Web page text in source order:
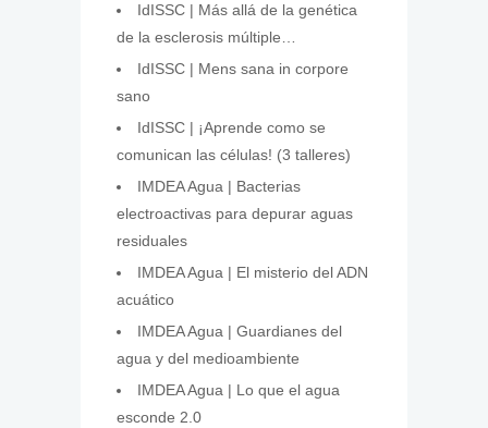
IdISSC | Más allá de la genética
de la esclerosis múltiple…
IdISSC | Mens sana in corpore
sano
IdISSC | ¡Aprende como se
comunican las células! (3 talleres)
IMDEA Agua | Bacterias
electroactivas para depurar aguas
residuales
IMDEA Agua | El misterio del ADN
acuático
IMDEA Agua | Guardianes del
agua y del medioambiente
IMDEA Agua | Lo que el agua
esconde 2.0